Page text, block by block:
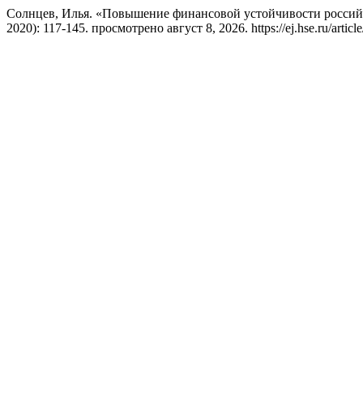
Солнцев, Илья. «Повышение финансовой устойчивости
2020): 117-145. просмотрено август 8, 2026. https://ej.hse.ru/